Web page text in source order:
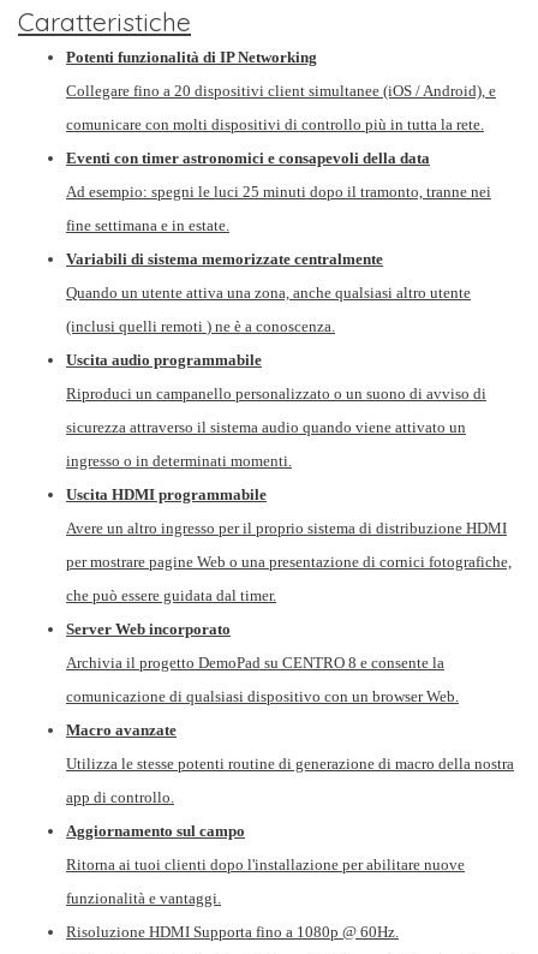
Caratteristiche
Potenti funzionalità di IP Networking
Collegare fino a 20 dispositivi client simultanee (iOS / Android), e
comunicare con molti dispositivi di controllo più in tutta la rete.
Eventi con timer astronomici e consapevoli della data
Ad esempio: spegni le luci 25 minuti dopo il tramonto, tranne nei
fine settimana e in estate.
Variabili di sistema memorizzate centralmente
Quando un utente attiva una zona, anche qualsiasi altro utente
(inclusi quelli remoti ) ne è a conoscenza.
Uscita audio programmabile
Riproduci un campanello personalizzato o un suono di avviso di
sicurezza attraverso il sistema audio quando viene attivato un
ingresso o in determinati momenti.
Uscita HDMI programmabile
Avere un altro ingresso per il proprio sistema di distribuzione HDMI
per mostrare pagine Web o una presentazione di cornici fotografiche,
che può essere guidata dal timer.
Server Web incorporato
Archivia il progetto DemoPad su CENTRO 8 e consente la
comunicazione di qualsiasi dispositivo con un browser Web.
Macro avanzate
Utilizza le stesse potenti routine di generazione di macro della nostra
app di controllo.
Aggiornamento sul campo
Ritorna ai tuoi clienti dopo l'installazione per abilitare nuove
funzionalità e vantaggi.
Risoluzione HDMI Supporta fino a 1080p @ 60Hz.